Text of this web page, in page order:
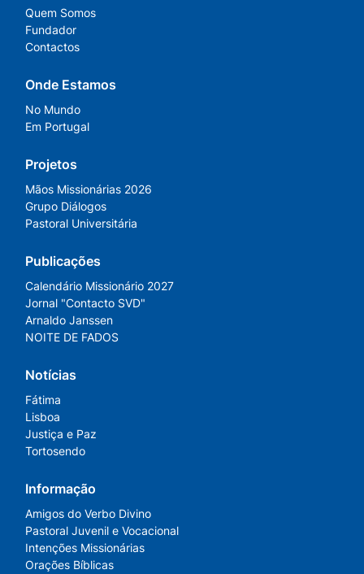
Quem Somos
Fundador
Contactos
Onde Estamos
No Mundo
Em Portugal
Projetos
Mãos Missionárias 2026
Grupo Diálogos
Pastoral Universitária
Publicações
Calendário Missionário 2027
Jornal "Contacto SVD"
Arnaldo Janssen
NOITE DE FADOS
Notícias
Fátima
Lisboa
Justiça e Paz
Tortosendo
Informação
Amigos do Verbo Divino
Pastoral Juvenil e Vocacional
Intenções Missionárias
Orações Bíblicas